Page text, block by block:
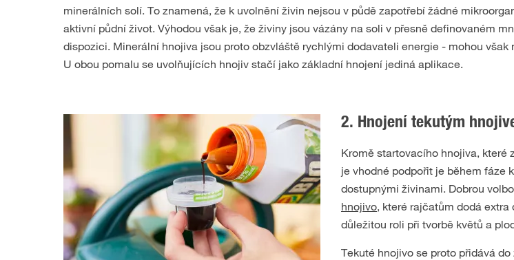
minerálních solí. To znamená, že k uvolnění živin nejsou v půdě zapotřebí žádné
aktivní půdní život. Výhodou však je, že živiny jsou vázány na soli v přesně definovaném
dispozici. Minerální hnojiva jsou proto obzvláště rychlými dodavateli energie - mohou
U obou pomalu se uvolňujících hnojiv stačí jako základní hnojení jediná aplikace.
2. Hnojení tekutým
Kromě startovacího hnojiva, které
je vhodné podpořit je během fáze
dostupnými živinami. Dobrou
hnojivo, které rajčatům dodá
důležitou roli při tvorbě květů a
Tekuté hnojivo se proto přidává